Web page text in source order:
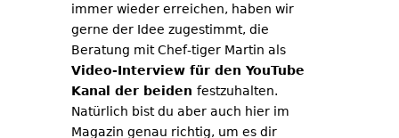
immer wieder erreichen, haben wir
gerne der Idee zugestimmt, die
Beratung mit Chef-tiger Martin als
Video-Interview für den YouTube
Kanal der beiden festzuhalten.
Natürlich bist du aber auch hier im
Magazin genau richtig, um es dir